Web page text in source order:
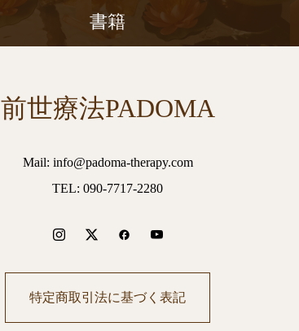
書籍
前世療法PADOMA
Mail: info@padoma-therapy.com
TEL: 090-7717-2280
特定商取引法に基づく表記